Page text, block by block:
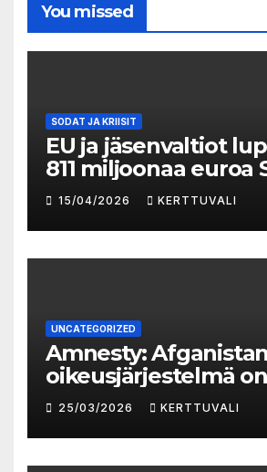
You missed
SODAT JA KRIISIT
EU ja jäsenvaltiot
811 miljoonaa euroa
kriisiin vastaamiseksi
15/04/2026 KERTTUVALI
UNCATEGORIZED
Amnesty:
oikeusjärjestelmä on
romahtanut Talibanin
valtaannousun
25/03/2026 KERTTUVALI